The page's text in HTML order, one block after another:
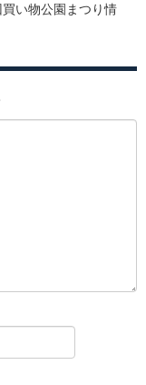
い物公園まつり情